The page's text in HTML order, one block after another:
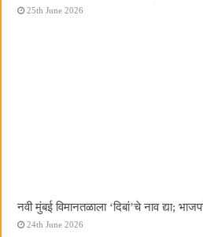
25th June 2026
नवी मुंबई विमानतळाला ‌‘दिबां‌’चे नाव द्या;
24th June 2026